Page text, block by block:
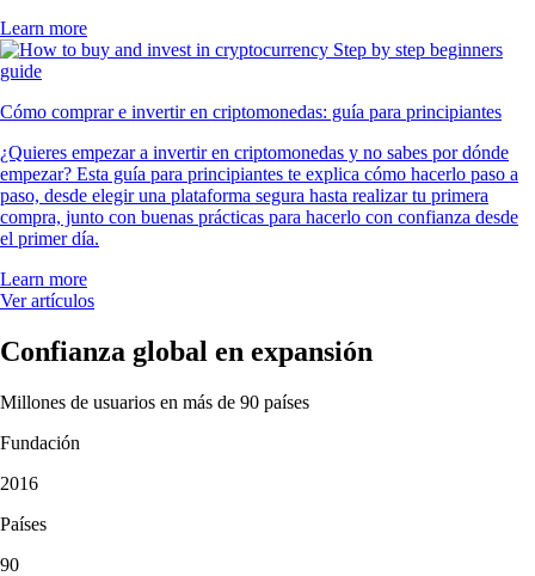
Learn more
Cómo comprar e invertir en criptomonedas: guía para principiantes
¿Quieres empezar a invertir en criptomonedas y no sabes por dónde
empezar? Esta guía para principiantes te explica cómo hacerlo paso a
paso, desde elegir una plataforma segura hasta realizar tu primera
compra, junto con buenas prácticas para hacerlo con confianza desde
el primer día.
Learn more
Ver artículos
Confianza global en expansión
Millones de usuarios en más de 90 países
Fundación
2016
Países
90